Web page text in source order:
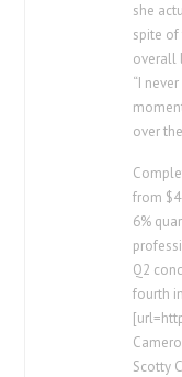
she
spite of
overall
“I
over
from
6%
Q2
fourth
Scotty